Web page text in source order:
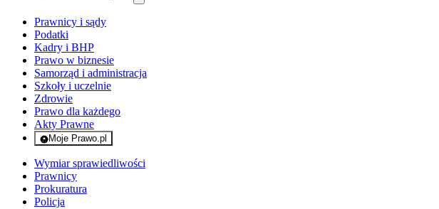
Prawnicy i sądy
Podatki
Kadry i BHP
Prawo w biznesie
Samorząd i administracja
Szkoły i uczelnie
Zdrowie
Prawo dla każdego
Akty Prawne
Moje Prawo.pl
- rejestracja i logowanie do serwisu
Wymiar sprawiedliwości
Prawnicy
Prokuratura
Policja